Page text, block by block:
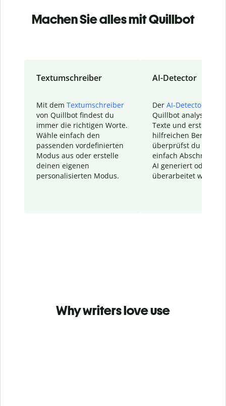
Machen Sie alles mit Quillbot
Textumschreiber
Mit dem Textumschreiber
von Quillbot findest du
immer die richtigen Worte.
Wähle einfach den
passenden vordefinierten
Modus aus oder erstelle
deinen eigenen
personalisierten Modus.
AI-Detector
Der AI-Detector
Quillbot analysiert
Texte und erstellt
hilfreichen Bericht.
überprüfst du
einfach Abschnitte,
AI generiert oder
überarbeitet wurden.
Why writers love use